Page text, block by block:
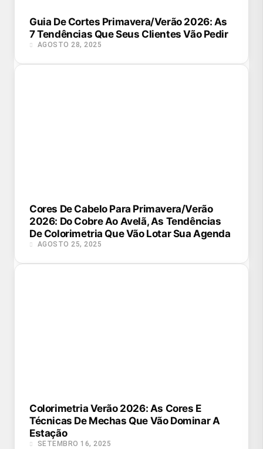
Guia De Cortes Primavera/Verão 2026: As
7 Tendências Que Seus Clientes Vão Pedir
AGOSTO 28, 2025
Cores De Cabelo Para Primavera/Verão
2026: Do Cobre Ao Avelã, As Tendências
De Colorimetria Que Vão Lotar Sua Agenda
AGOSTO 25, 2025
Colorimetria Verão 2026: As Cores E
Técnicas De Mechas Que Vão Dominar A
Estação
SETEMBRO 16, 2025